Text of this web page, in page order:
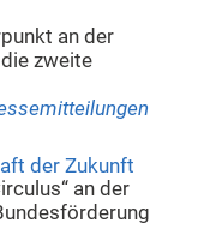
an der
zweite
der Zukunft
an der